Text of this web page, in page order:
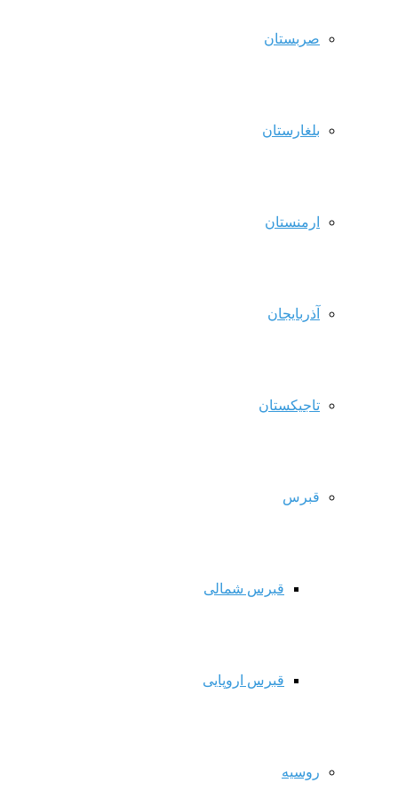
صربستان
بلغارستان
ارمنستان
آذربایجان
تاجیکستان
قبرس
قبرس شمالی
قبرس اروپایی
روسیه